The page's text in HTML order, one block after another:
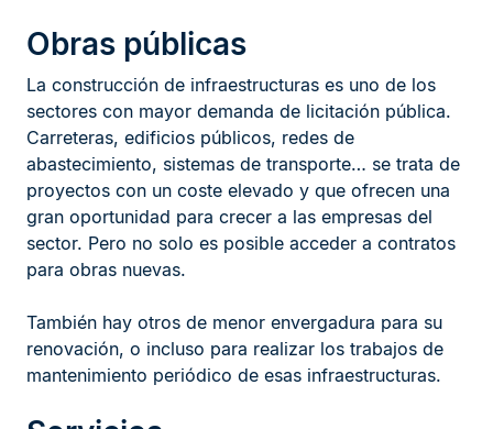
Obras públicas
La construcción de infraestructuras es uno de los
sectores con mayor demanda de licitación pública.
Carreteras, edificios públicos, redes de
abastecimiento, sistemas de transporte… se trata de
proyectos con un coste elevado y que ofrecen una
gran oportunidad para crecer a las empresas del
sector. Pero no solo es posible acceder a contratos
para obras nuevas.
También hay otros de menor envergadura para su
renovación, o incluso para realizar los trabajos de
mantenimiento periódico de esas infraestructuras.